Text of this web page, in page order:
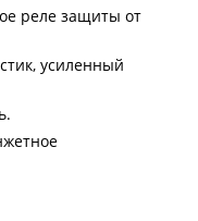
реле защиты от
усиленный